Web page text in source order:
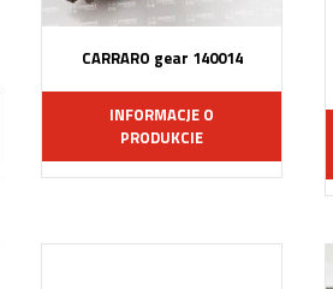
CARRARO gear 140014
INFORMACJE O
PRODUKCIE